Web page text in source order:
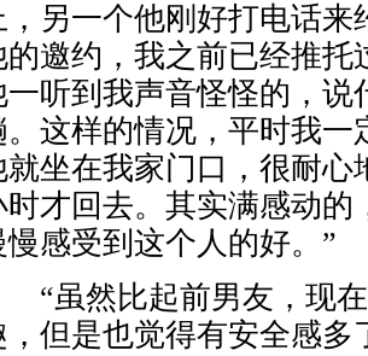
，另一个他刚好打电话来
的邀约，我之前已经推托
一听到我声音怪怪的，说
。这样的情况，平时我一
就坐在我家门口，很耐心
时才回去。其实满感动的
慢感受到这个人的好。”
虽然比起前男友，现在
，但是也觉得有安全感多